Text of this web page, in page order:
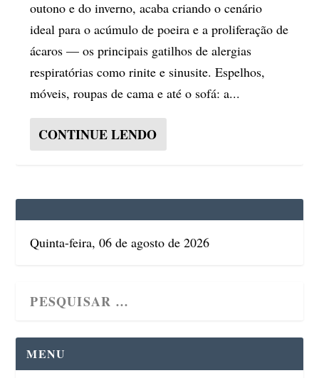
outono e do inverno, acaba criando o cenário
ideal para o acúmulo de poeira e a proliferação de
ácaros — os principais gatilhos de alergias
respiratórias como rinite e sinusite. Espelhos,
móveis, roupas de cama e até o sofá: a...
CONTINUE LENDO
Quinta-feira, 06 de agosto de 2026
MENU